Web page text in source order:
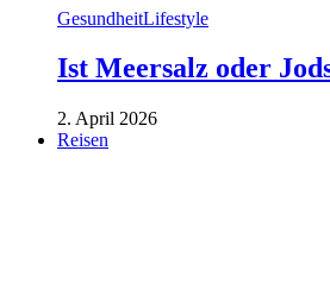
GesundheitLifestyle
Ist Meersalz oder
2. April 2026
Reisen